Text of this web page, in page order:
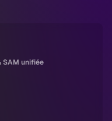
SAM unifiée